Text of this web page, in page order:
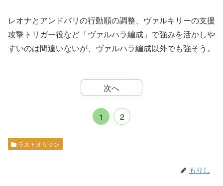
レオナとアンドバリの行動順の調整、ヴァルキリーの支援
攻撃トリガー役など「ヴァルハラ編成」で強みを活かしや
すいのは間違いないが、ヴァルハラ編成以外でも強そう。
次へ
1 2
ラストオリジン
もりし